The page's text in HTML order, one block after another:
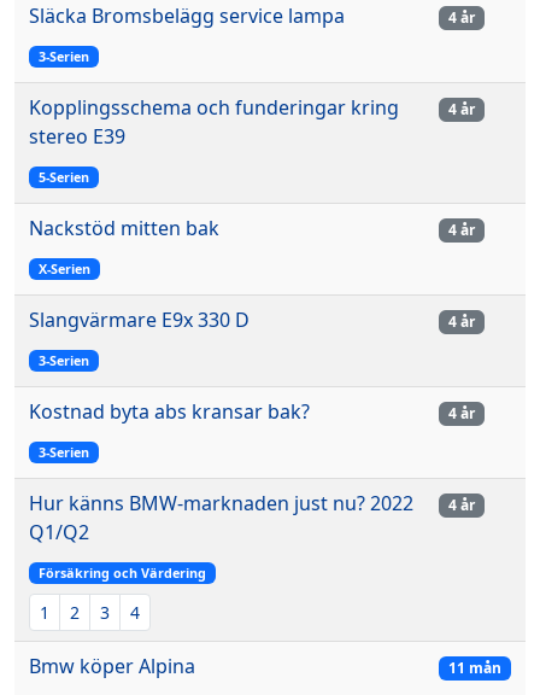
Släcka Bromsbelägg service lampa
3-Serien
4 år
Kopplingsschema och funderingar kring
stereo E39
5-Serien
4 år
Nackstöd mitten bak
X-Serien
4 år
Slangvärmare E9x 330 D
3-Serien
4 år
Kostnad byta abs kransar bak?
3-Serien
4 år
Hur känns BMW-marknaden just nu? 2022
Q1/Q2
Försäkring och Värdering
1 2 3 4
4 år
Bmw köper Alpina 11 mån